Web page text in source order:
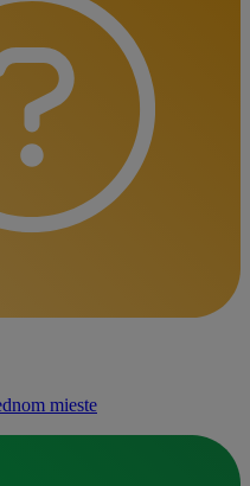
mieste